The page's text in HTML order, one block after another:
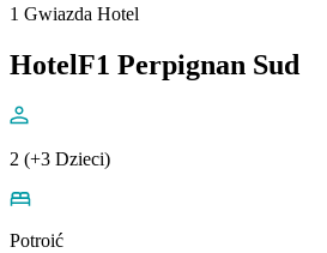
1 Gwiazda Hotel
HotelF1 Perpignan Sud
2 (+3 Dzieci)
Potroić